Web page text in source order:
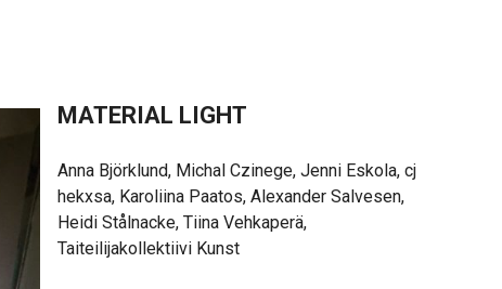
MATERIAL LIGHT
Anna Björklund, Michal Czinege, Jenni Eskola, cj
hekxsa, Karoliina Paatos, Alexander Salvesen,
Heidi Stålnacke, Tiina Vehkaperä,
Taiteilijakollektiivi Kunst